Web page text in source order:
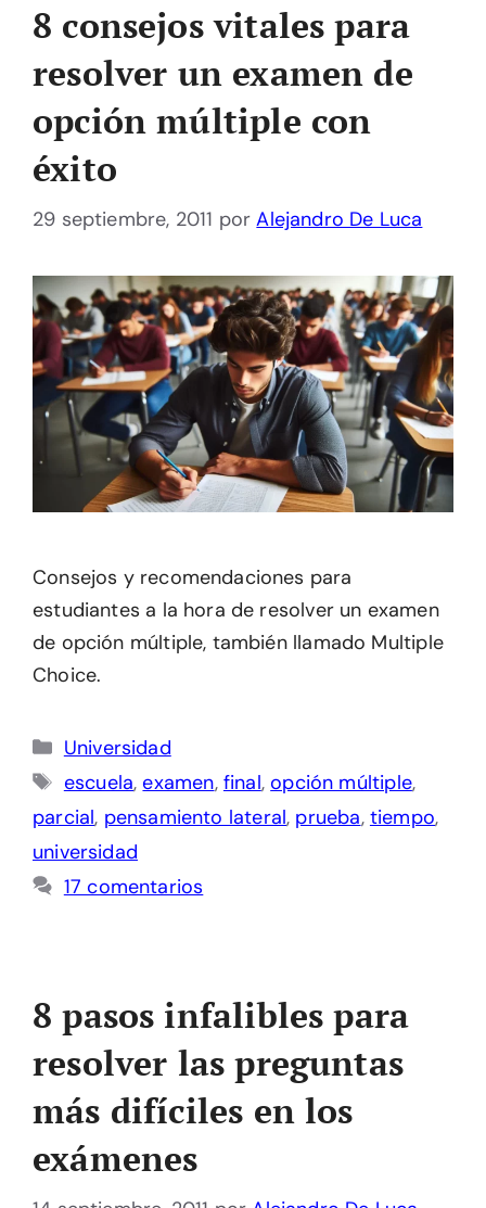
8 consejos vitales para
resolver un examen de
opción múltiple con
éxito
29 septiembre, 2011 porAlejandro De Luca
Consejos y recomendaciones para
estudiantes a la hora de resolver un examen
de opción múltiple, también llamado Multiple
Choice.
Categorías
Universidad
Etiquetas
escuela,examen, final,opción múltiple,
parcial, pensamiento lateral, prueba, tiempo,
universidad
17 comentarios
8 pasos infalibles para
resolver las preguntas
más difíciles en los
exámenes